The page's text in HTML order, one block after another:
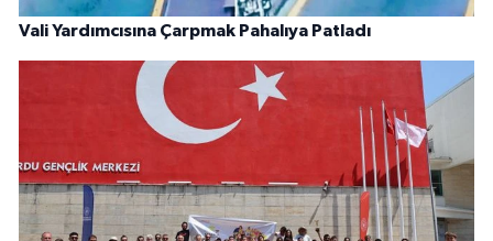
Vali Yardımcısına Çarpmak Pahalıya Patladı